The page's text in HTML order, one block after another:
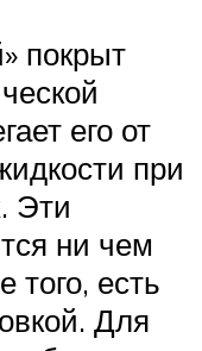
покрыт
его от
при
Эти
ни чем
того, есть
Для